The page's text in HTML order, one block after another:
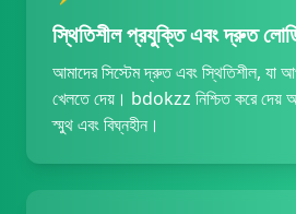
29/06/2026 রহমানমজ*** বোনাস পেয়েছেন
29/06/2026 মীরম*** রিবেট পেয়েছেন 600
29/06/2026 রহমানইস*** জ্যাকপট
29/06/2026 নন*** জ্যাকপট জিতেছেন
29/06/2026 খন্*** উত্তোলন সফল 11,600
স্থিতিশীল প্রযুক্তি এবং দ্রুত
আমাদের সিস্টেম দ্রুত এবং স্থিতিশীল, যা
খেলতে দেয়। bdokzz নিশ্চিত করে দেয়
স্মুথ এবং বিঘ্নহীন।